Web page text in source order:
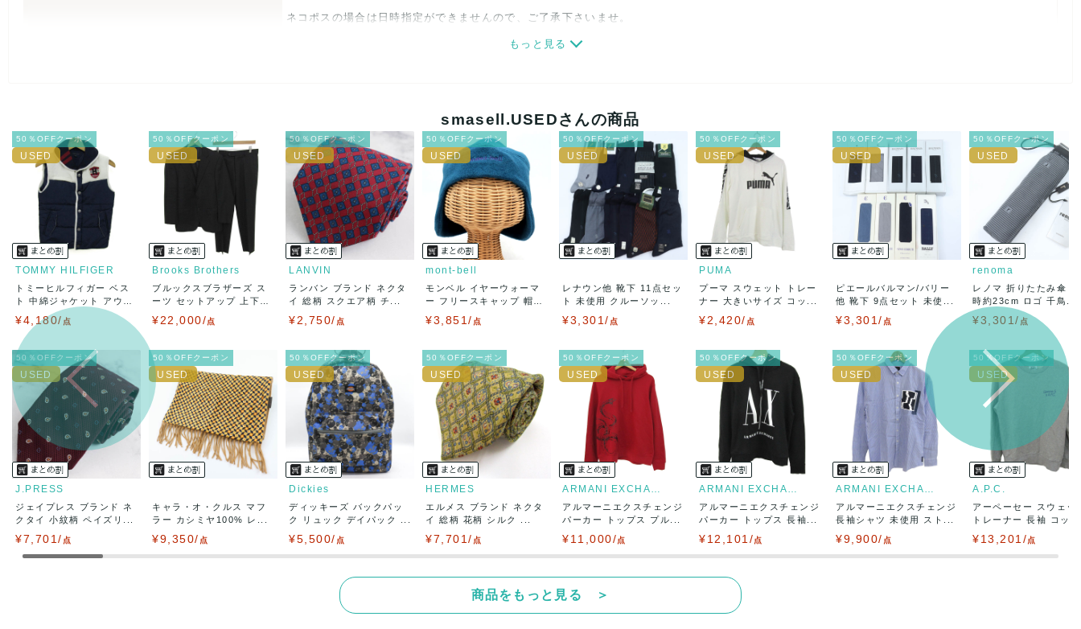
ネコポスの場合は日時指定ができませんので、ご了承下さいませ。
USED品に関しましては、見る方によって状態の価値観が異なりますので、トラブルを避けるため、神経質な方や完璧な商品を求められる方は御購
また商品には細心の注意をはらっておりますが、何かございましたら、レビュー記載前に必ずコメント欄よりご連絡お願い致します。対応できるこ
とがあれば、誠意をもって対応致します。
また並行輸入品もございますので、真贋方法などお答えできない場合もございます。
万が一、購入後に偽造品等が発覚しましたら、返品・返金にて対応致しますので、ご連絡お願い致します。
決済方法 クレジットカード、メルペイ、銀行振込、PayPay、コンビニ払い
出荷 送料： ¥1,650(見込み)
送料表を確認する
出荷目安：5営業日以内
出荷予定日：なるべく最短で発送致します。
もっと見る
smasell.USEDさんの商品
50％OFFクーポン
TOMMY HILFIGER
トミーヒルフィガー ベス
ト 中綿ジャケット アウ
¥4,180/ 点
50％OFFクーポン
Brooks Brothers
ブルックスブラザーズ ス
ーツ セットアップ 上下
¥22,000/点
50％OFFクーポン
LANVIN
ランバン ブランド ネクタ
イ 総柄 スクエア柄 チ...
¥2,750/ 点
50％OFFクーポン
mont-bell
モンベル イヤーウォーマ
ー フリースキャップ 帽
¥3,851/ 点
50％OFFクーポン
レナウン他 靴下 11点セッ
ト 未使用 クルーソッ...
¥3,301/ 点
50％OFFクーポン
PUMA
プーマ スウェット トレー
ナー 大きいサイズ コッ...
¥2,420/ 点
50％OFFクーポン
ピエールバルマン/バリー
他 靴下 9点セット 未使...
¥3,301/ 点
50％OFFクーポン
renoma
レノマ 折りたたみ傘
時約23cm ロゴ 千鳥...
¥3,301/ 点
50％OFFクーポン
J.PRESS
ジェイプレス ブランド ネ
クタイ 小紋柄 ペイズリ...
¥7,701/ 点
50％OFFクーポン
キャラ・オ・クルス マフ
ラー カシミヤ100% レ...
¥9,350/ 点
50％OFFクーポン
Dickies
ディッキーズ バックパッ
ク リュック デイパック ...
¥5,500/ 点
50％OFFクーポン
HERMES
エルメス ブランド ネクタ
イ 総柄 花柄 シルク ...
¥7,701/ 点
50％OFFクーポン
アルマーニエクスチェンジ
パーカー トップス プル...
¥11,000/点
50％OFFクーポン
アルマーニエクスチェンジ
パーカー トップス 長袖...
¥12,101/点
50％OFFクーポン
アルマーニエクスチェンジ
長袖シャツ 未使用 スト...
¥9,900/ 点
50％OFFクーポン
A.P.C.
アーペーセー スウェッ
トレーナー 長袖 コッ
¥13,201/点
商品をもっと見る ＞